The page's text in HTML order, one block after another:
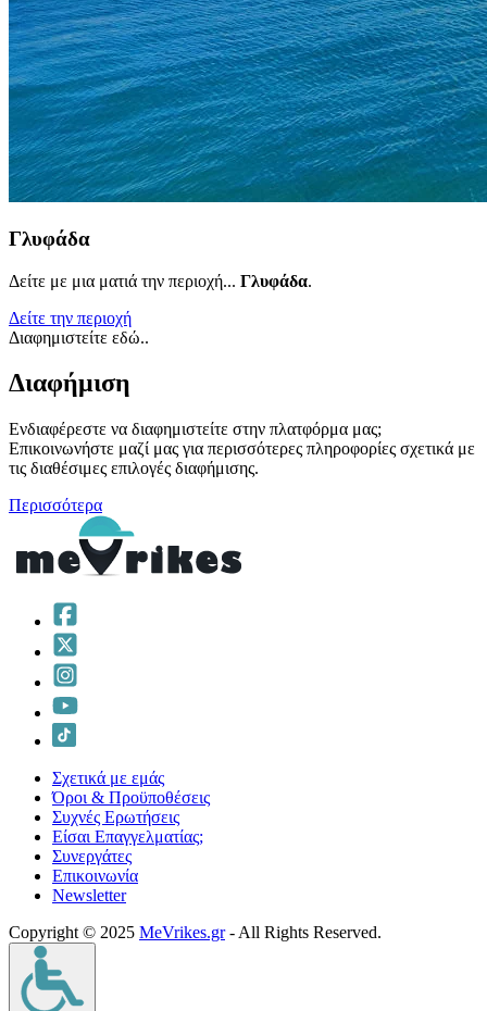
Γλυφάδα
Δείτε με μια ματιά την περιοχή... Γλυφάδα.
Δείτε την περιοχή
Διαφημιστείτε εδώ..
Διαφήμιση
Ενδιαφέρεστε να διαφημιστείτε στην πλατφόρμα μας;
Επικοινωνήστε μαζί μας για περισσότερες πληροφορίες σχετικά με
τις διαθέσιμες επιλογές διαφήμισης.
Περισσότερα
Σχετικά με εμάς
Όροι & Προϋποθέσεις
Συχνές Ερωτήσεις
Είσαι Επαγγελματίας;
Συνεργάτες
Επικοινωνία
Νewsletter
Copyright © 2025 MeVrikes.gr- All Rights Reserved.